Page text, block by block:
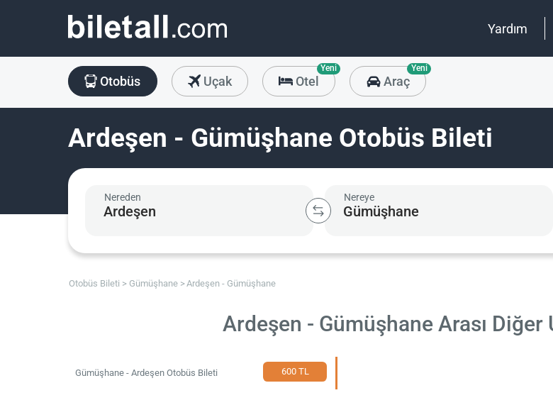
Yardım
Otobüs Uçak Otel
Yeni
Araç
Yeni
Ardeşen - Gümüşhane Otobüs Bileti
Nereden Nereye
Otobüs Bileti Gümüşhane Ardeşen - Gümüşhane
Ardeşen - Gümüşhane Arası Diğer
Gümüşhane - Ardeşen Otobüs Bileti 600 TL